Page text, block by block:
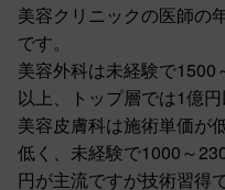
美容クリニックの医師の
です。
美容外科は未経験で1500
以上、トップ層では1億
美容皮膚科は施術単価が
低く、未経験で1000～
円が主流ですが技術習得